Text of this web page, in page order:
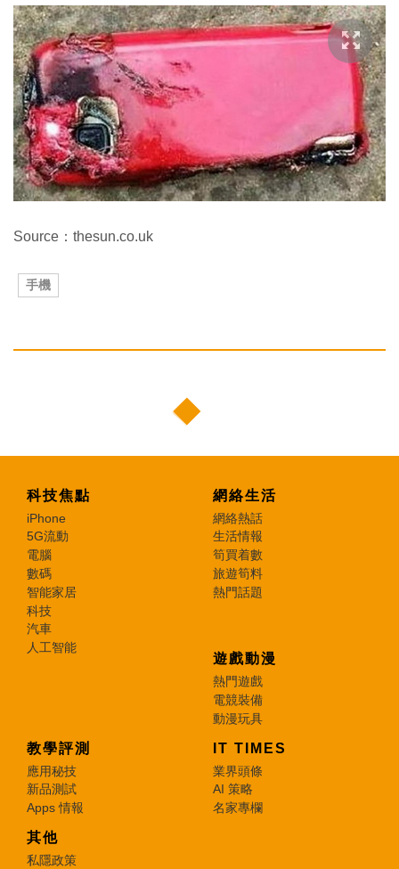
Source：thesun.co.uk
手機
科技焦點
iPhone
5G流動
電腦
數碼
智能家居
科技
汽車
人工智能
網絡生活
網絡熱話
生活情報
筍買着數
旅遊筍料
熱門話題
遊戲動漫
熱門遊戲
電競裝備
動漫玩具
教學評測
應用秘技
新品測試
Apps 情報
IT TIMES
業界頭條
AI 策略
名家專欄
其他
私隱政策